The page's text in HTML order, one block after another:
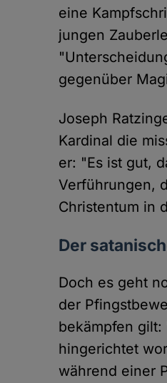
eine
jungen
gegenüber
Joseph
Kardinal die
er: "Es ist gut,
Verführungen,
Christentum in
Der
Doch es geht
der
bekämpfen gilt:
hingerichtet
während einer